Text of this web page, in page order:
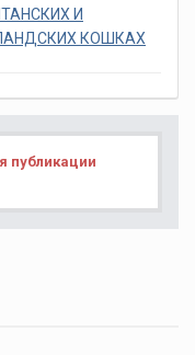
И
КОШКАХ
публикации